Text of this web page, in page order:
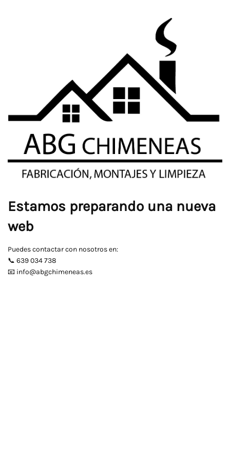
Estamos preparando una nueva
web
Puedes contactar con nosotros en:
📞 639 034 738
📧 info@abgchimeneas.es